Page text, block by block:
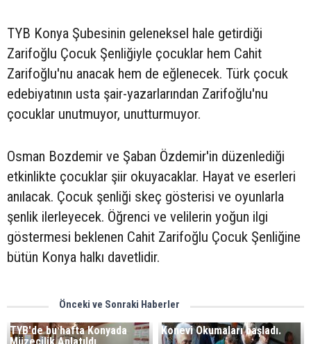
TYB Konya Şubesinin geleneksel hale getirdiği
Zarifoğlu Çocuk Şenliğiyle çocuklar hem Cahit
Zarifoğlu'nu anacak hem de eğlenecek. Türk çocuk
edebiyatının usta şair-yazarlarından Zarifoğlu'nu
çocuklar unutmuyor, unutturmuyor.
Osman Bozdemir ve Şaban Özdemir'in düzenlediği
etkinlikte çocuklar şiir okuyacaklar. Hayat ve eserleri
anılacak. Çocuk şenliği skeç gösterisi ve oyunlarla
şenlik ilerleyecek. Öğrenci ve velilerin yoğun ilgi
göstermesi beklenen Cahit Zarifoğlu Çocuk Şenliğine
bütün Konya halkı davetlidir.
Önceki ve Sonraki Haberler
TYB'de bu hafta Konyada
Konevi Okumaları başladı.